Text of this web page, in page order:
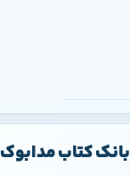
بانک کتاب مدابوک